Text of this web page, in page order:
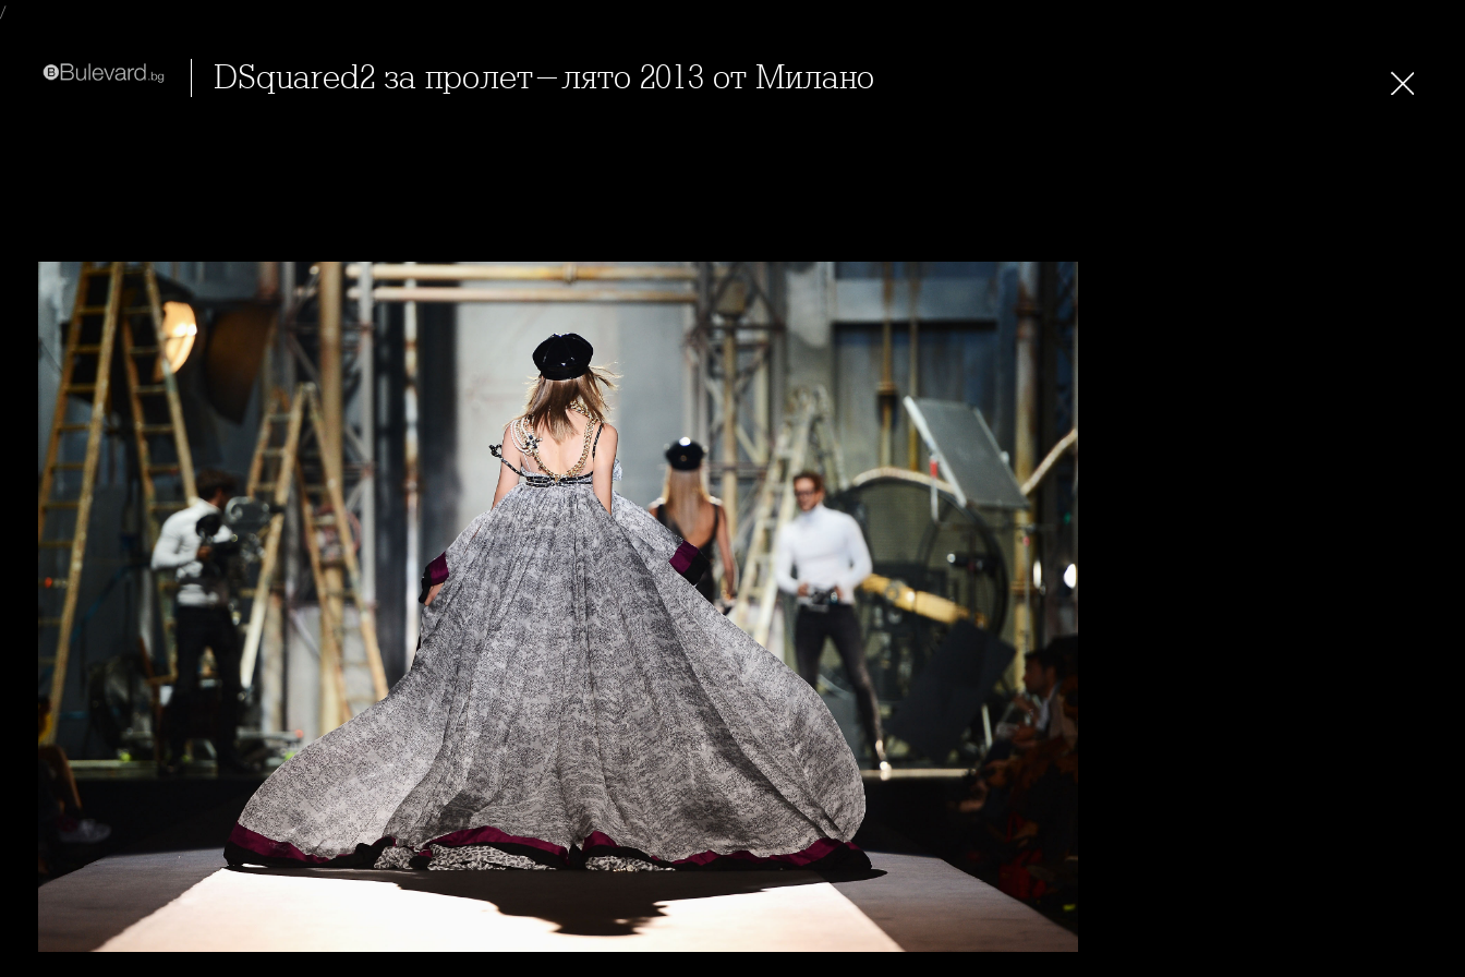
/
DSquared2 за пролет-лято 2013 от Милано